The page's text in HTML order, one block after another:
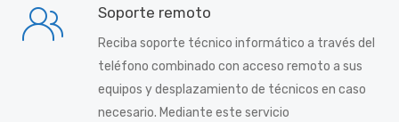
Soporte remoto
Reciba soporte técnico informático a través del
teléfono combinado con acceso remoto a sus
equipos y desplazamiento de técnicos en caso
necesario. Mediante este servicio